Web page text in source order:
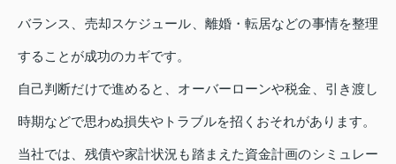
バランス、売却スケジュール、離婚・転居などの事情を整理
することが成功のカギです。
自己判断だけで進めると、オーバーローンや税金、引き渡し
時期などで思わぬ損失やトラブルを招くおそれがあります。
当社では、残債や家計状況も踏まえた資金計画のシミュレー